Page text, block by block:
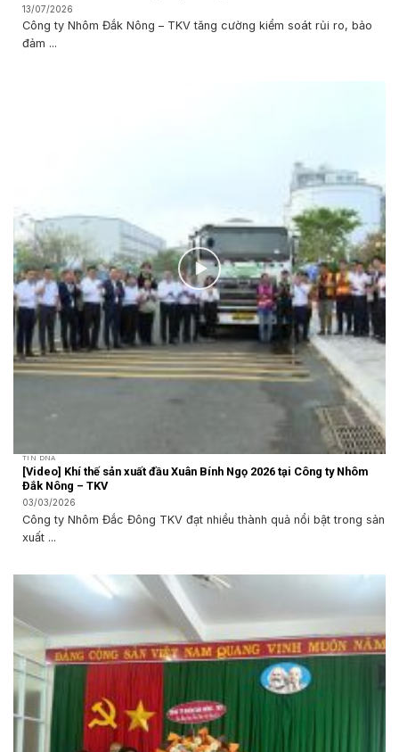
13/07/2026
Công ty Nhôm Đắk Nông – TKV tăng cường kiểm soát rủi ro, bảo
đảm ...
TIN DNA
[Video] Khí thế sản xuất đầu Xuân Bính Ngọ 2026 tại Công ty Nhôm
Đắk Nông – TKV
03/03/2026
Công ty Nhôm Đắc Đông TKV đạt nhiều thành quả nổi bật trong sản
xuất ...